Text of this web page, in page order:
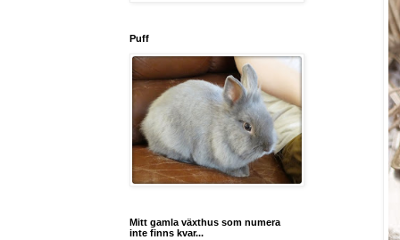
Puff
Mitt gamla växthus som numera
inte finns kvar...